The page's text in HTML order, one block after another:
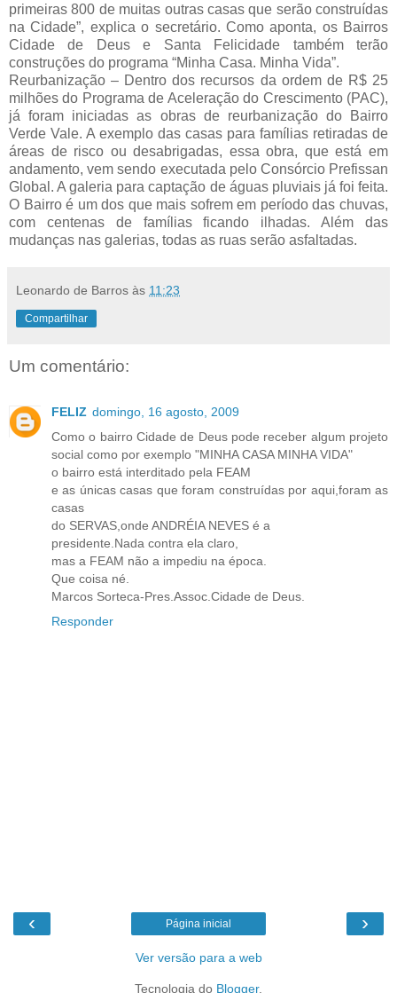
primeiras 800 de muitas outras casas que serão construídas
na Cidade”, explica o secretário. Como aponta, os Bairros
Cidade de Deus e Santa Felicidade também terão
construções do programa “Minha Casa. Minha Vida”.
Reurbanização – Dentro dos recursos da ordem de R$ 25
milhões do Programa de Aceleração do Crescimento (PAC),
já foram iniciadas as obras de reurbanização do Bairro
Verde Vale. A exemplo das casas para famílias retiradas de
áreas de risco ou desabrigadas, essa obra, que está em
andamento, vem sendo executada pelo Consórcio Prefissan
Global. A galeria para captação de águas pluviais já foi feita.
O Bairro é um dos que mais sofrem em período das chuvas,
com centenas de famílias ficando ilhadas. Além das
mudanças nas galerias, todas as ruas serão asfaltadas.
Leonardo de Barros às 11:23
Compartilhar
Um comentário:
FELIZ domingo, 16 agosto, 2009
Como o bairro Cidade de Deus pode receber algum projeto
social como por exemplo "MINHA CASA MINHA VIDA"
o bairro está interditado pela FEAM
e as únicas casas que foram construídas por aqui,foram as
casas
do SERVAS,onde ANDRÉIA NEVES é a
presidente.Nada contra ela claro,
mas a FEAM não a impediu na época.
Que coisa né.
Marcos Sorteca-Pres.Assoc.Cidade de Deus.
Responder
‹ ›
Página inicial
Ver versão para a web
Tecnologia do Blogger.